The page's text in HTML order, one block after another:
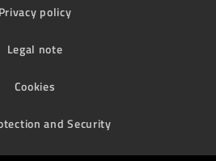
Privacy policy
Legal note
Cookies
and Security